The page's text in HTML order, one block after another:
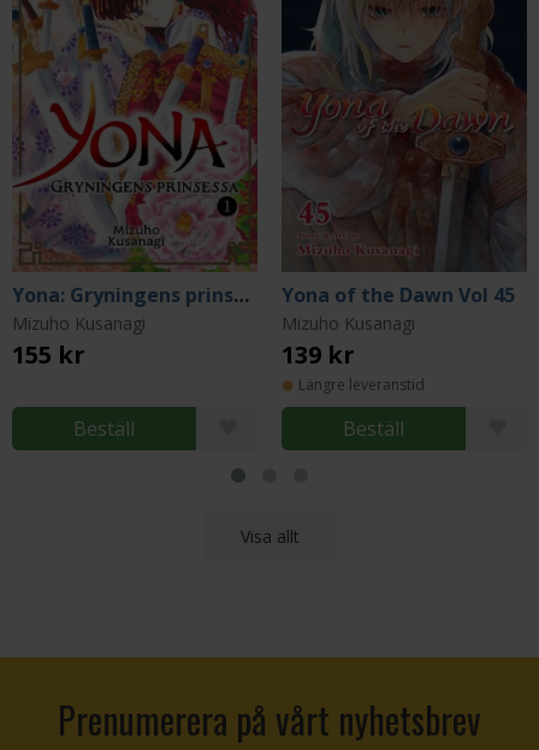
Yona: Gryningens prinsessa 1
Mizuho Kusanagi
155 kr
Beställ
Yona of the Dawn Vol 45
Mizuho Kusanagi
139 kr
Längre leveranstid
Beställ
Visa allt
Prenumerera på vårt nyhetsbrev